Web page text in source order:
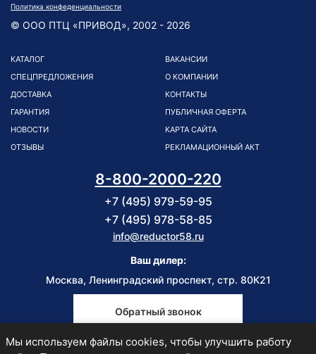
Политика конфеденциальности
© ООО ПТЦ «ПРИВОД», 2002 - 2026
КАТАЛОГ
СПЕЦПРЕДЛОЖЕНИЯ
ДОСТАВКА
ГАРАНТИЯ
НОВОСТИ
ОТЗЫВЫ
ВАКАНСИИ
О КОМПАНИИ
КОНТАКТЫ
ПУБЛИЧНАЯ ОФЕРТА
КАРТА САЙТА
РЕКЛАМАЦИОННЫЙ АКТ
8-800-2000-220
+7 (495) 979-59-95
+7 (495) 978-58-85
info@reductor58.ru
Ваш дилер:
Москва, Ленинградский проспект, стр. 80К21
Обратный звонок
Пн-Пт
Мы используем файлы cookies, чтобы улучшить работу